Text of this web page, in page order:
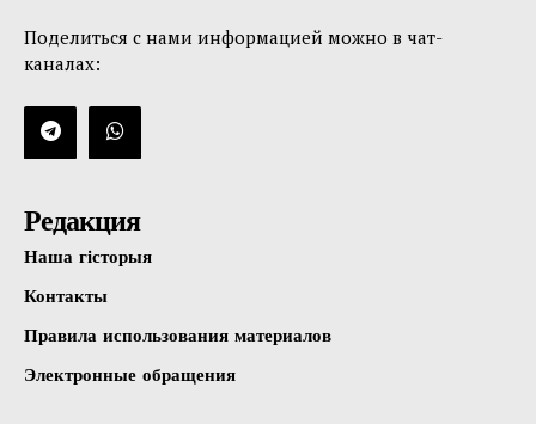
Поделиться с нами информацией можно в чат-
каналах:
Редакция
Наша гісторыя
Контакты
Правила использования материалов
Электронные обращения